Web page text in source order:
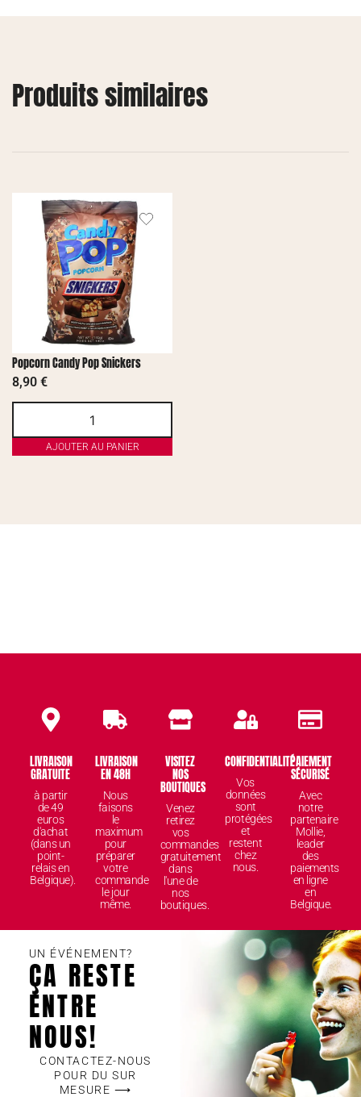
Produits similaires
Popcorn Candy Pop Snickers
8,90 €
AJOUTER AU PANIER
LIVRAISON
GRATUITE
à partir
de 49
euros
d'achat
(dans un
point-
relais en
Belgique).
LIVRAISON
EN 48H
Nous
faisons
le
maximum
pour
préparer
votre
commande
le jour
même.
VISITEZ
NOS
BOUTIQUES
Venez
retirez
vos
commandes
gratuitement
dans
l'une de
nos
boutiques.
CONFIDENTIALITÉ
Vos
données
sont
protégées
et
restent
chez
nous.
PAIEMENT
SÉCURISÉ
Avec
notre
partenaire
Mollie,
leader
des
paiements
en ligne
en
Belgique.
UN ÉVÉNEMENT?
ÇA RESTE
ENTRE
NOUS!
CONTACTEZ-NOUS
POUR DU SUR
MESURE ⟶